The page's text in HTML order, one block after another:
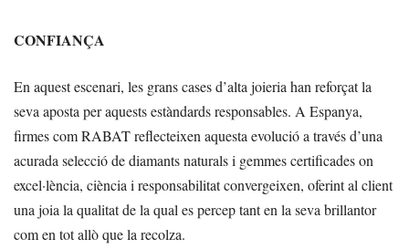
CONFIANÇA
En aquest escenari, les grans cases d’alta joieria han reforçat la
seva aposta per aquests estàndards responsables. A Espanya,
firmes com RABAT reflecteixen aquesta evolució a través d’una
acurada selecció de diamants naturals i gemmes certificades on
excel·lència, ciència i responsabilitat convergeixen, oferint al client
una joia la qualitat de la qual es percep tant en la seva brillantor
com en tot allò que la recolza.